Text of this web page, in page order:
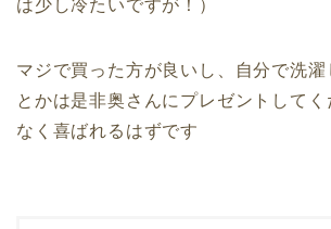
は少し冷たいですが！）
マジで買った方が良いし、自分で洗濯
とかは是非奥さんにプレゼントしてく
なく喜ばれるはずです